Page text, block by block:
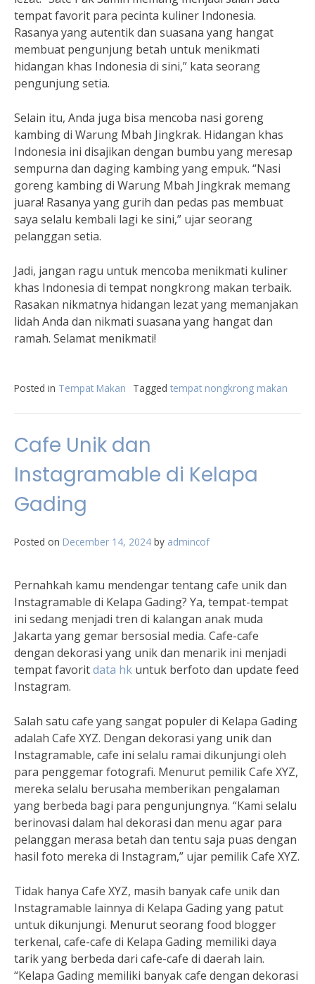
tempat favorit para pecinta kuliner Indonesia.
Rasanya yang autentik dan suasana yang hangat
membuat pengunjung betah untuk menikmati
hidangan khas Indonesia di sini,” kata seorang
pengunjung setia.
Selain itu, Anda juga bisa mencoba nasi goreng
kambing di Warung Mbah Jingkrak. Hidangan khas
Indonesia ini disajikan dengan bumbu yang meresap
sempurna dan daging kambing yang empuk. “Nasi
goreng kambing di Warung Mbah Jingkrak memang
juara! Rasanya yang gurih dan pedas pas membuat
saya selalu kembali lagi ke sini,” ujar seorang
pelanggan setia.
Jadi, jangan ragu untuk mencoba menikmati kuliner
khas Indonesia di tempat nongkrong makan terbaik.
Rasakan nikmatnya hidangan lezat yang memanjakan
lidah Anda dan nikmati suasana yang hangat dan
ramah. Selamat menikmati!
Posted in Tempat Makan Tagged tempat nongkrong makan
Cafe Unik dan
Instagramable di Kelapa
Gading
Posted on December 14, 2024 by admincof
Pernahkah kamu mendengar tentang cafe unik dan
Instagramable di Kelapa Gading? Ya, tempat-tempat
ini sedang menjadi tren di kalangan anak muda
Jakarta yang gemar bersosial media. Cafe-cafe
dengan dekorasi yang unik dan menarik ini menjadi
tempat favoritdata hk untuk berfoto dan update feed
Instagram.
Salah satu cafe yang sangat populer di Kelapa Gading
adalah Cafe XYZ. Dengan dekorasi yang unik dan
Instagramable, cafe ini selalu ramai dikunjungi oleh
para penggemar fotografi. Menurut pemilik Cafe XYZ,
mereka selalu berusaha memberikan pengalaman
yang berbeda bagi para pengunjungnya. “Kami selalu
berinovasi dalam hal dekorasi dan menu agar para
pelanggan merasa betah dan tentu saja puas dengan
hasil foto mereka di Instagram,” ujar pemilik Cafe XYZ.
Tidak hanya Cafe XYZ, masih banyak cafe unik dan
Instagramable lainnya di Kelapa Gading yang patut
untuk dikunjungi. Menurut seorang food blogger
terkenal, cafe-cafe di Kelapa Gading memiliki daya
tarik yang berbeda dari cafe-cafe di daerah lain.
“Kelapa Gading memiliki banyak cafe dengan dekorasi